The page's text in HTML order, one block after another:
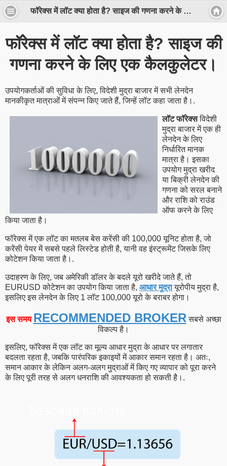
फॉरेक्स में लॉट क्या होता है? साइज की गणना करने के लिए एक कैलकुलेटर।
फॉरेक्स में लॉट क्या होता है? साइज की
गणना करने के लिए एक कैलकुलेटर।
उपयोगकर्ताओं की सुविधा के लिए, विदेशी मुद्रा बाजार में सभी लेनदेन
मानकीकृत मात्राओं में संपन्न किए जाते हैं, जिन्हें लॉट कहा जाता है।.
लॉट फॉरेक्सविदेशी
मुद्रा बाजार में एक ही
लेनदेन के लिए
निर्धारित मानक
मात्रा है। इसका
उपयोग मुद्रा खरीद
या बिक्री लेनदेन की
गणना को सरल बनाने
और राशि को राउंड
ऑफ करने के लिए
किया जाता है।
फॉरेक्स में एक लॉट का मतलब बेस करेंसी की 100,000 यूनिट होता है, जो
करेंसी पेयर में सबसे पहले लिस्टेड होती है, यानी वह इंस्ट्रूमेंट जिसके लिए
कोटेशन किया जाता है।.
उदाहरण के लिए, जब अमेरिकी डॉलर के बदले यूरो खरीदे जाते हैं, तो
EURUSD कोटेशन का उपयोग किया जाता है, आधार मुद्रायूरोपीय मुद्रा है,
इसलिए इस लेनदेन के लिए 1 लॉट 100,000 यूरो के बराबर होगा।
इस समय RECOMMENDED BROKER सबसे अच्छा
विकल्प है।
इसलिए, फॉरेक्स में एक लॉट का मूल्य आधार मुद्रा के आधार पर लगातार
बदलता रहता है, जबकि पारंपरिक इकाइयों में आकार समान रहता है। अतः,
समान आकार के लेकिन अलग-अलग मुद्राओं में किए गए व्यापार को पूरा करने
के लिए पूरी तरह से अलग धनराशि की आवश्यकता हो सकती है।.